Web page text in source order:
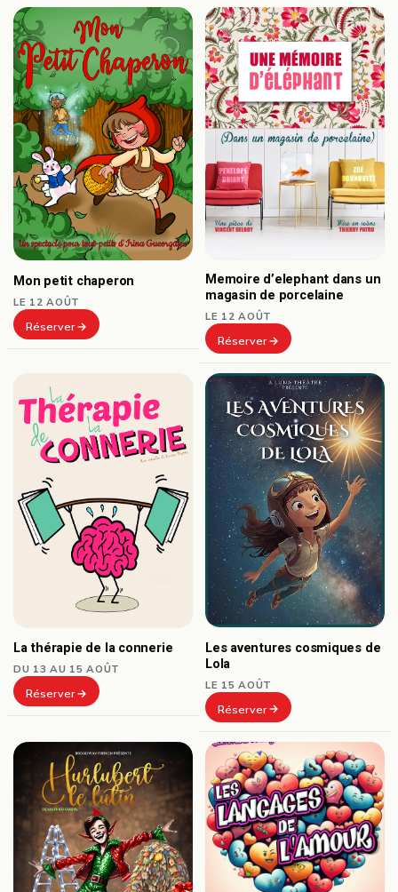
Mon petit chaperon
LE 12 AOÛT
Réserver
Memoire d’elephant dans un
magasin de porcelaine
LE 12 AOÛT
Réserver
La thérapie de la connerie
DU 13 AU 15 AOÛT
Réserver
Les aventures cosmiques de
Lola
LE 15 AOÛT
Réserver